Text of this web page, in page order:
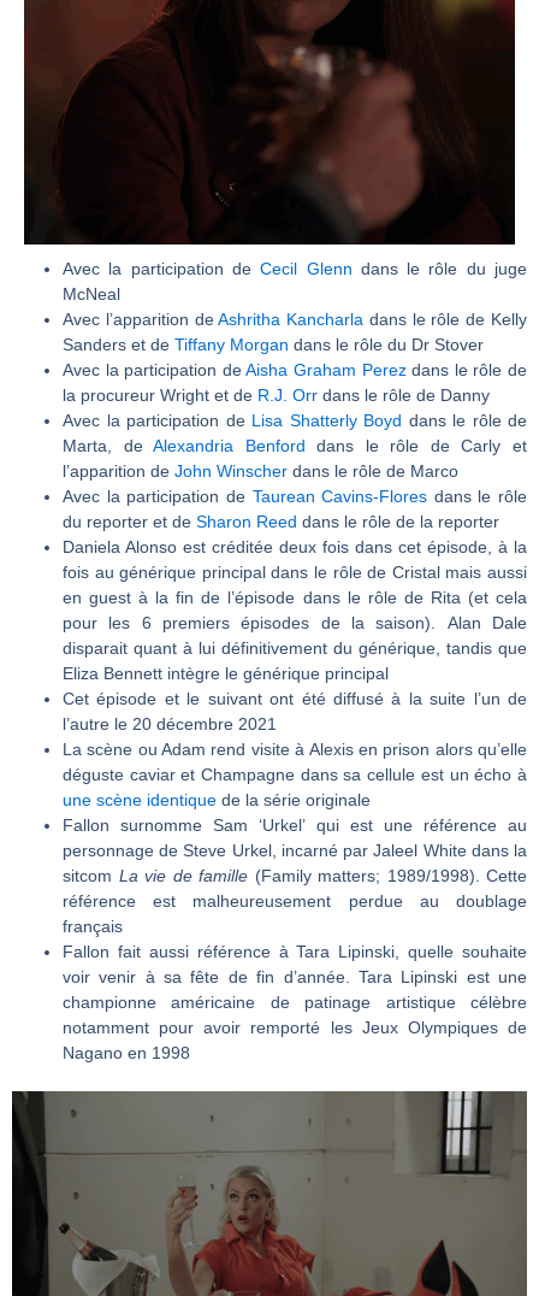
Avec la participation deCecil Glenn dans le rôle du juge
McNeal
Avec l’apparition deAshritha Kancharla dans le rôle de Kelly
Sanders et de Tiffany Morgan dans le rôle du Dr Stover
Avec la participation deAisha Graham Perezdans le rôle de
la procureur Wright et de R.J. Orr dans le rôle de Danny
Avec la participation de Lisa Shatterly Boyd dans le rôle de
Marta, deAlexandria Benford dans le rôle de Carly et
l’apparition de John Winscher dans le rôle de Marco
Avec la participation de Taurean Cavins-Flores dans le rôle
du reporter et de Sharon Reed dans le rôle de la reporter
Daniela Alonso est créditée deux fois dans cet épisode, à la
fois au générique principal dans le rôle de Cristal mais aussi
en guest à la fin de l’épisode dans le rôle de Rita (et cela
pour les 6 premiers épisodes de la saison). Alan Dale
disparait quant à lui définitivement du générique, tandis que
Eliza Bennett intègre le générique principal
Cet épisode et le suivant ont été diffusé à la suite l’un de
l’autre le 20 décembre 2021
La scène ou Adam rend visite à Alexis en prison alors qu’elle
déguste caviar et Champagne dans sa cellule est un écho à
une scène identique de la série originale
Fallon surnomme Sam ‘Urkel’ qui est une référence au
personnage de Steve Urkel, incarné par Jaleel White dans la
sitcom La vie de famille (Family matters; 1989/1998). Cette
référence est malheureusement perdue au doublage
français
Fallon fait aussi référence à Tara Lipinski, quelle souhaite
voir venir à sa fête de fin d’année. Tara Lipinski est une
championne américaine de patinage artistique célèbre
notamment pour avoir remporté les Jeux Olympiques de
Nagano en 1998